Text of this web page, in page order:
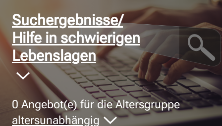
Suchergebnisse/
Hilfe in schwierigen
Lebenslagen
0 Angebot(e) für die Altersgruppe
altersunabhängig